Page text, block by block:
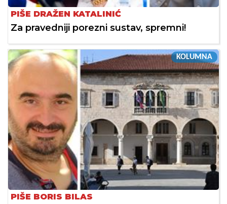
PIŠE DRAŽEN KATALINIĆ
Za pravedniji porezni sustav, spremni!
KOLUMNA
PIŠE BORIS BILAS